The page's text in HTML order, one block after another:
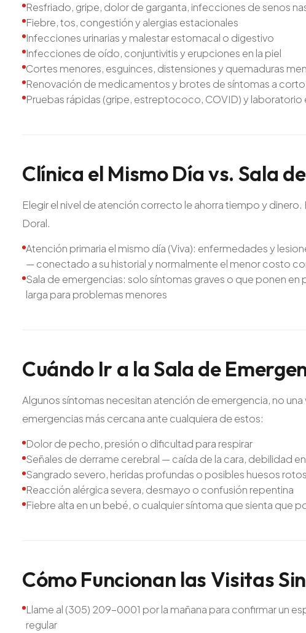
Resfriado, gripe, dolor de garganta, infecciones de senos
Fiebre, tos, congestión y alergias estacionales
Infecciones urinarias y malestar estomacal o digestivo
Infecciones de oído, conjuntivitis y erupciones en la piel
Cortes menores, esguinces, distensiones y quemaduras
Renovación de medicamentos y brotes de síntomas a
Pruebas rápidas (gripe, estreptococo, COVID) y laboratorio
Clínica el MismoDíavs. Sala de
Elegir el nivel de atención correcto le ahorra tiempo y
Doral.
Atención primaria el mismo día (Viva): enfermedades y
— conectado a su historial y normalmente el menor costo
Sala de emergencias: solo síntomas graves o que ponen
larga para problemas menores
Cuándo Ira laSala de
Algunos síntomas necesitan atención de emergencia, no una
emergencias más cercana ante cualquiera de estos:
Dolor de pecho, presión o dificultad para respirar
Señales de derrame cerebral — caída de la cara, debilidad
Sangrado severo, heridas profundas o posibles huesos rotos
Reacción alérgica severa, desmayo o confusión repentina
Fiebre alta en un bebé, o cualquier síntoma que sienta que
CómoFuncionan lasVisitasSin
Llame al (305) 209-0001 por la mañana para confirmar un
regular